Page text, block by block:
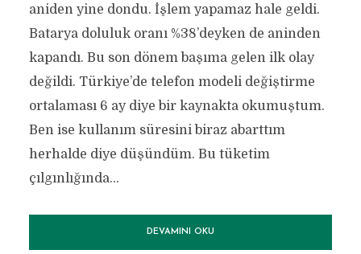
aniden yine dondu. İşlem yapamaz hale geldi.
Batarya doluluk oranı %38’deyken de aninden
kapandı. Bu son dönem başıma gelen ilk olay
değildi. Türkiye’de telefon modeli değiştirme
ortalaması 6 ay diye bir kaynakta okumuştum.
Ben ise kullanım süresini biraz abarttım
herhalde diye düşündüm. Bu tüketim
çılgınlığında...
DEVAMINI OKU